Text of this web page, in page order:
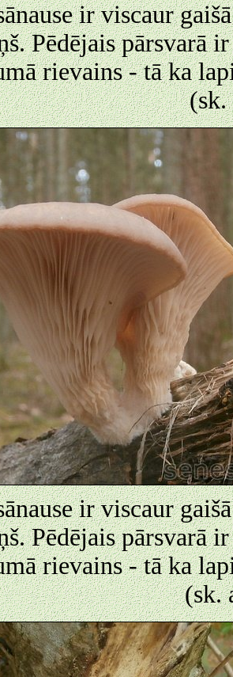
ir viscaur
Pēdējais pārsvarā
rievains - tā ka
ir viscaur
Pēdējais pārsvarā
rievains - tā ka
(sk.